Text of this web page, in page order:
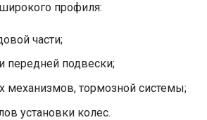
профиля:
части;
передней подвески;
механизмов, тормозной системы;
установки колес.